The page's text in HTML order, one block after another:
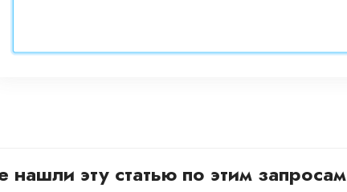
эту статью по этим